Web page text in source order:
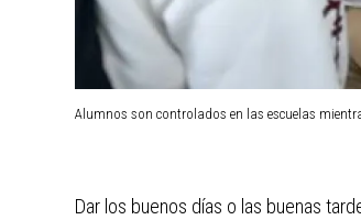
Alumnos son controlados en las escuelas
Dar los buenos días o las buenas